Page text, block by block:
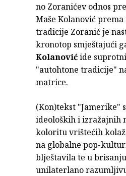
no Zoranićev odnos
Maše Kolanović
tradicije Zoranić je
kronotop smještajući
Kolanovićide
"autohtone tradicije"
matrice.
(Kon)tekst "Jamerike"
ideoloških i izražajnih
koloritu vrištećih
na globalne pop-
blještavila te u
unilaterlano